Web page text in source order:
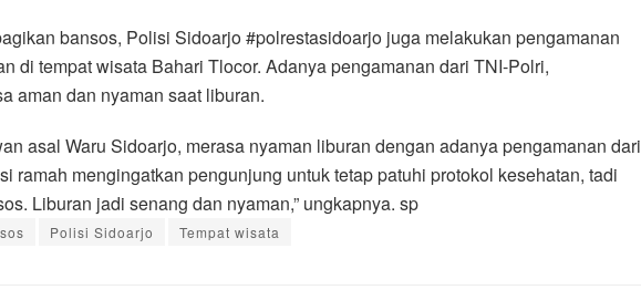
bansos, Polisi Sidoarjo #polrestasidoarjo juga melakukan pengamanan
di tempat wisata Bahari Tlocor. Adanya pengamanan dari TNI-Polri,
aman dan nyaman saat liburan.
asal Waru Sidoarjo, merasa nyaman liburan dengan adanya pengamanan dari
ramah mengingatkan pengunjung untuk tetap patuhi protokol kesehatan, tadi
Liburan jadi senang dan nyaman,” ungkapnya. sp
Polisi Sidoarjo Tempat wisata